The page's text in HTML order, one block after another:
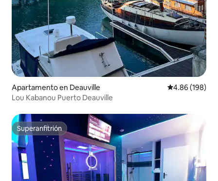
Apartamento en Deauville Calificación
4.86 (198)
Lou Kabanou Puerto Deauville
Superanfitrión
Superanfitrión